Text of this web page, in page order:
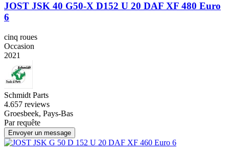
JOST JSK 40 G50-X D152 U 20 DAF XF 480 Euro
6
cinq roues
Occasion
2021
Schmidt Parts
4.657 reviews
Groesbeek, Pays-Bas
Par requête
Envoyer un message